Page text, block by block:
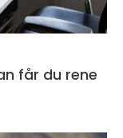
får du rene